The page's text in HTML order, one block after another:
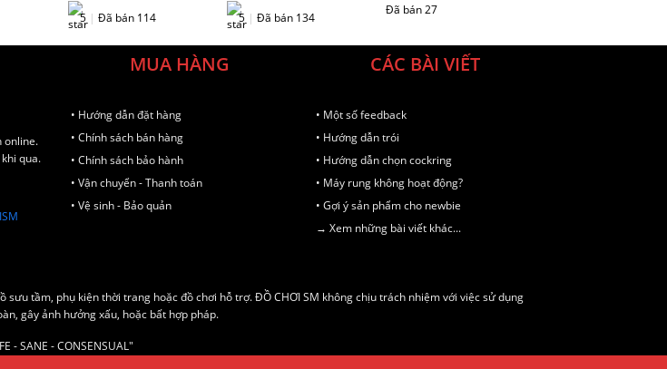
5 | Đã bán 114 5 | Đã bán 134
Đã bán 27
online.
qua.
MUA HÀNG
• Hướng dẫn đặt hàng
• Chính sách bán hàng
• Chính sách bảo hành
• Vận chuyển - Thanh toán
• Vệ sinh - Bảo quản
CÁC BÀI VIẾT
• Một số feedback
• Hướng dẫn trói
• Hướng dẫn chọn cockring
• Máy rung không hoạt động?
• Gợi ý sản phẩm cho newbie
→ Xem những bài viết khác...
tầm, phụ kiện thời trang hoặc đồ chơi hỗ trợ. ĐỒ CHƠI SM không chịu trách nhiệm với việc sử dụng
gây ảnh hưởng xấu, hoặc bất hợp pháp.
- SANE - CONSENSUAL"